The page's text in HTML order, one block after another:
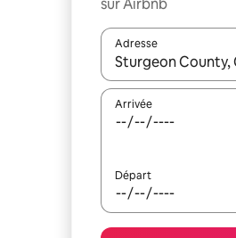
sur Airbnb
Adresse
Lorsque les
Arrivée
Départ